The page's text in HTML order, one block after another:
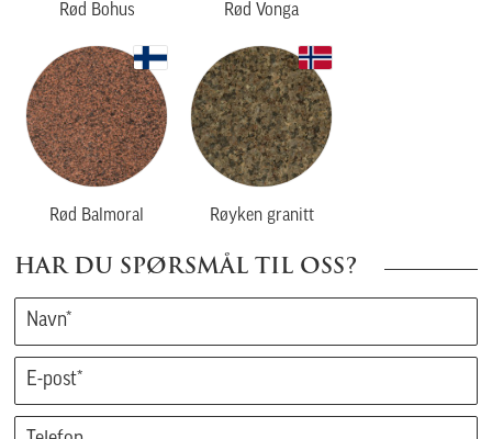
Rød Bohus Rød Vonga
Rød Balmoral Røyken granitt
HAR DU SPØRSMÅL TIL OSS?